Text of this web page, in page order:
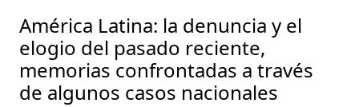
América Latina: la denuncia y el
elogio del pasado reciente,
memorias confrontadas a través
de algunos casos nacionales